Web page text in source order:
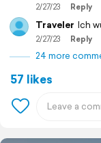
2/27/23 Reply
Traveler Ich
2/27/23 Reply
24 more
57 likes